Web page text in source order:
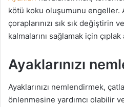
kötü koku oluşumunu engeller.
çoraplarınızı sık sık değiştirin
kalmalarını sağlamak için
Ayaklarınızı
Ayaklarınızı nemlendirmek,
önlenmesine yardımcı olabilir